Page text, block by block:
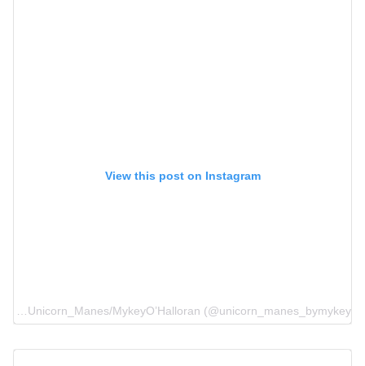
View this post on Instagram
A post shared by Unicorn_Manes/MykeyO’Halloran (@unicorn_manes_bymykey